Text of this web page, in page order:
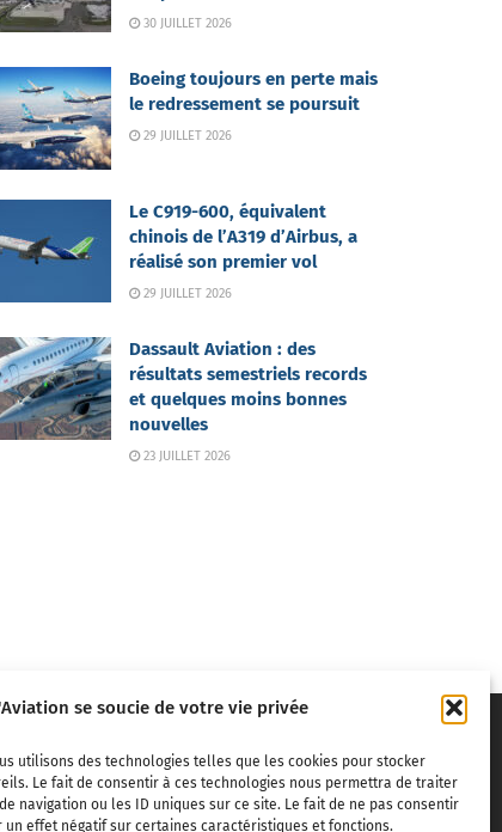
se soucie de votre vie privée
utilisons des technologies telles que les cookies pour stocker
Le fait de consentir à ces technologies nous permettra de traiter
navigation ou les ID uniques sur ce site. Le fait de ne pas consentir
effet négatif sur certaines caractéristiques et fonctions.
30 JUILLET 2026
Boeing toujours en perte mais
le redressement se poursuit
29 JUILLET 2026
Le C919-600, équivalent
chinois de l’A319 d’Airbus, a
réalisé son premier vol
29 JUILLET 2026
Dassault Aviation : des
résultats semestriels records
et quelques moins bonnes
nouvelles
23 JUILLET 2026